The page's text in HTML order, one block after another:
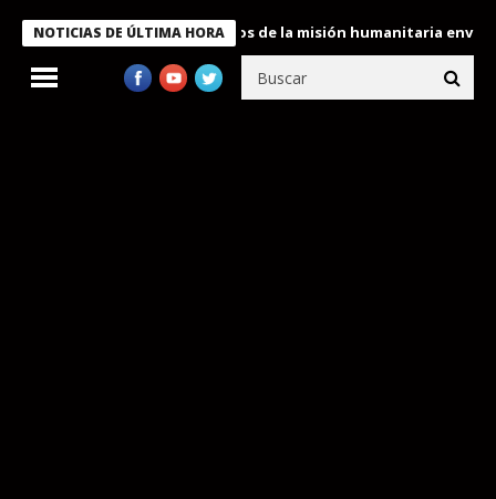
NOTICIAS DE ÚLTIMA HORA
condecora a miembros de la misión humanitaria enviada a